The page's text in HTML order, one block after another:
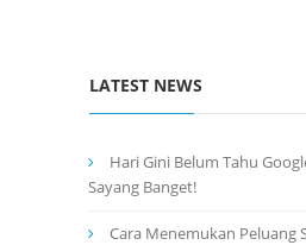
LATEST NEWS
Hari Gini Belum Tahu
Sayang Banget!
Cara Menemukan Peluang